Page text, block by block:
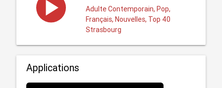
Adulte Contemporain, Pop,
Français, Nouvelles, Top 40
Strasbourg
Applications